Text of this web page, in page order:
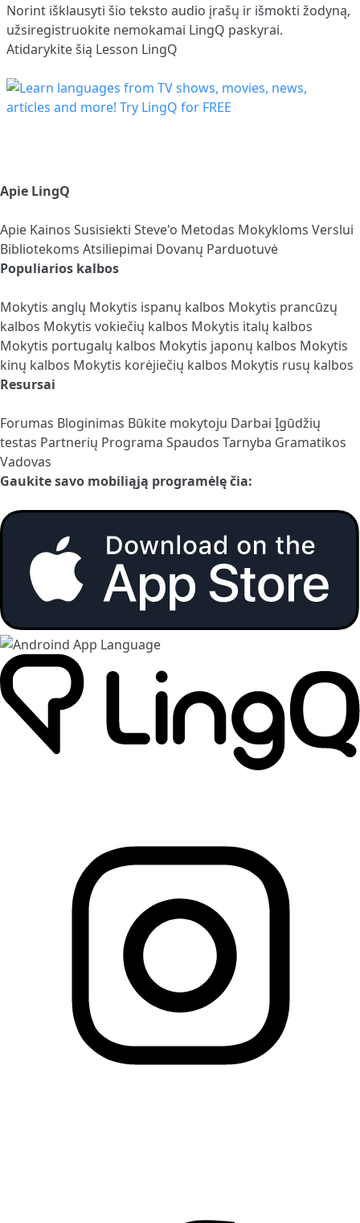
Norint išklausyti šio teksto audio įrašų ir išmokti žodyną,
užsiregistruokite nemokamai LingQ paskyrai.
Atidarykite šią Lesson LingQ
Apie LingQ
Apie Kainos Susisiekti Steve'o Metodas Mokykloms Verslui
Bibliotekoms Atsiliepimai Dovanų Parduotuvė
Populiarios kalbos
Mokytis anglų Mokytis ispanų kalbos Mokytis prancūzų
kalbos Mokytis vokiečių kalbos Mokytis italų kalbos
Mokytis portugalų kalbos Mokytis japonų kalbos Mokytis
kinų kalbos Mokytis korėjiečių kalbos Mokytis rusų kalbos
Resursai
Forumas Bloginimas Būkite mokytoju Darbai Įgūdžių
testas Partnerių Programa Spaudos Tarnyba Gramatikos
Vadovas
Gaukite savo mobiliąją programėlę čia: